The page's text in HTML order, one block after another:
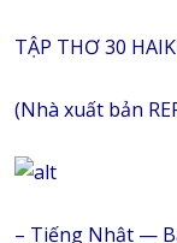
TẬP THƠ 30
(Nhà xuất bản
– Tiếng Nhật —